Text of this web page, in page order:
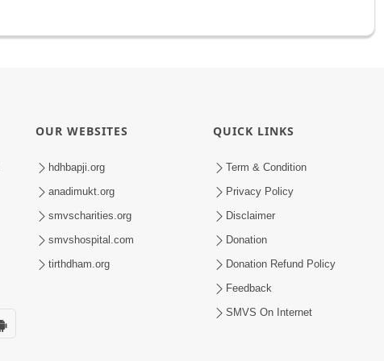
OUR WEBSITES
hdhbapji.org
anadimukt.org
smvscharities.org
smvshospital.com
tirthdham.org
QUICK LINKS
Term & Condition
Privacy Policy
Disclaimer
Donation
Donation Refund Policy
Feedback
SMVS On Internet